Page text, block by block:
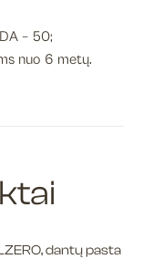
– 50;
nuo 6 metų.
dantų pasta